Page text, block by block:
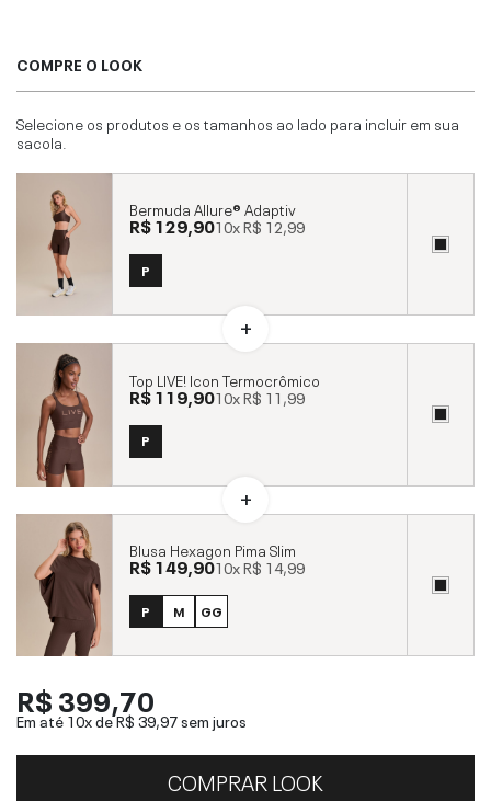
COMPRE O LOOK
Selecione os produtos e os tamanhos ao lado para incluir em sua
sacola.
Bermuda Allure® Adaptiv
R$ 129,9010xR$ 12,99
P
Top LIVE! Icon Termocrômico
R$ 119,9010xR$ 11,99
P
Blusa Hexagon Pima Slim
R$ 149,9010xR$ 14,99
P M GG
R$ 399,70
Em até 10x deR$ 39,97sem juros
COMPRAR LOOK